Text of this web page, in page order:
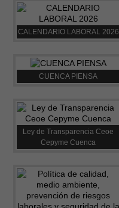
CALENDARIO LABORAL 2026
CUENCA PIENSA
Ley de Transparencia Ceoe
Cepyme Cuenca